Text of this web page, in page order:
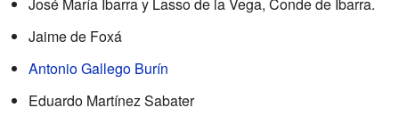
Jaime de Foxá
Antonio Gallego Burín
Eduardo Martínez Sabater